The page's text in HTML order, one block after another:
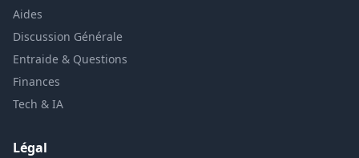
Aides
Discussion Générale
Entraide & Questions
Finances
Tech & IA
Légal